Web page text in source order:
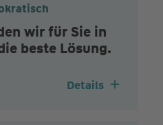
wir für Sie in
beste Lösung.
Details